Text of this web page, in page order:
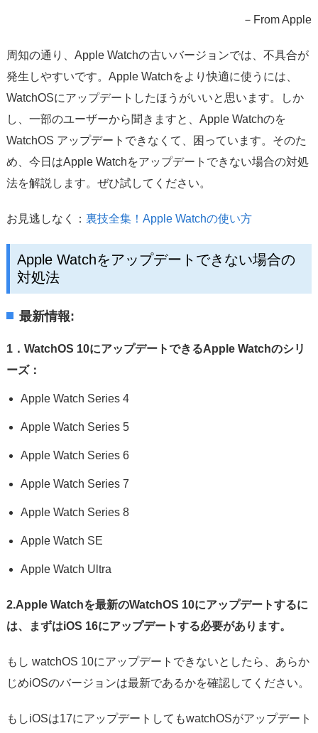
－From Apple
周知の通り、Apple Watchの古いバージョンでは、不具合が
発生しやすいです。Apple Watchをより快適に使うには、
WatchOSにアップデートしたほうがいいと思います。しか
し、一部のユーザーから聞きますと、Apple Watchのを
WatchOS アップデートできなくて、困っています。そのた
め、今日はApple Watchをアップデートできない場合の対処
法を解説します。ぜひ試してください。
お見逃しなく： 裏技全集！Apple Watchの使い方
Apple Watchをアップデートできない場合の
対処法
最新情報:
1．WatchOS 10にアップデートできるApple Watchのシリ
ーズ：
Apple Watch Series 4
Apple Watch Series 5
Apple Watch Series 6
Apple Watch Series 7
Apple Watch Series 8
Apple Watch SE
Apple Watch Ultra
2.Apple Watchを最新のWatchOS 10にアップデートするに
は、まずはiOS 16にアップデートする必要があります。
もし watchOS 10にアップデートできないとしたら、あらか
じめiOSのバージョンは最新であるかを確認してください。
もしiOSは17にアップデートしてもwatchOSがアップデート